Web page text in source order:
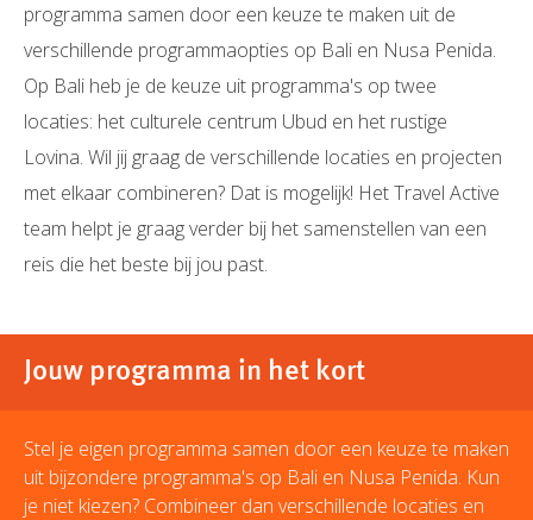
programma samen door een keuze te maken uit de
verschillende programmaopties op Bali en Nusa Penida.
Op Bali heb je de keuze uit programma's op twee
locaties: het culturele centrum Ubud en het rustige
Lovina. Wil jij graag de verschillende locaties en projecten
met elkaar combineren? Dat is mogelijk! Het Travel Active
team helpt je graag verder bij het samenstellen van een
reis die het beste bij jou past.
Jouw programma in het kort
Stel je eigen programma samen door een keuze te maken
uit bijzondere programma's op Bali en Nusa Penida. Kun
je niet kiezen? Combineer dan verschillende locaties en